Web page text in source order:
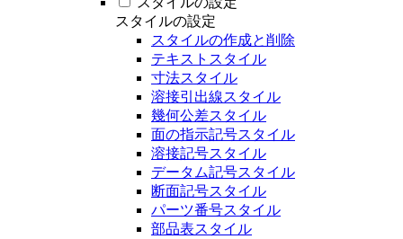
スタイルの設定
スタイルの作成と削除
テキストスタイル
寸法スタイル
溶接引出線スタイル
幾何公差スタイル
面の指示記号スタイル
溶接記号スタイル
データム記号スタイル
断面記号スタイル
パーツ番号スタイル
部品表スタイル